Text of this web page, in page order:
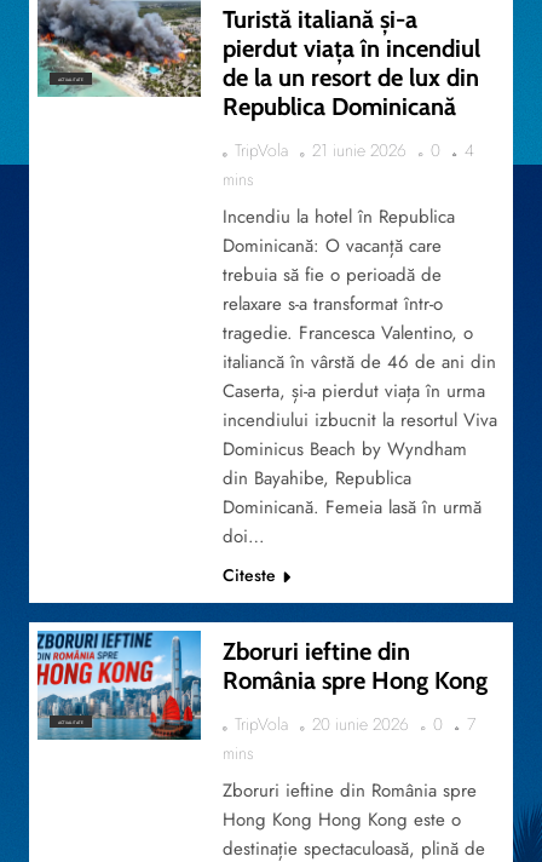
ACTUALITATE
Turistă italiană și-a
pierdut viața în incendiul
de la un resort de lux din
Republica Dominicană
TripVola 21 iunie 2026 0
4
mins
Incendiu la hotel în Republica
Dominicană: O vacanță care
trebuia să fie o perioadă de
relaxare s-a transformat într-o
tragedie. Francesca Valentino, o
italiancă în vârstă de 46 de ani din
Caserta, și-a pierdut viața în urma
incendiului izbucnit la resortul Viva
Dominicus Beach by Wyndham
din Bayahibe, Republica
Dominicană. Femeia lasă în urmă
doi…
Citeste
ACTUALITATE
Zboruri ieftine din
România spre Hong Kong
TripVola 20 iunie 2026 0
7
mins
Zboruri ieftine din România spre
Hong Kong Hong Kong este o
destinație spectaculoasă, plină de